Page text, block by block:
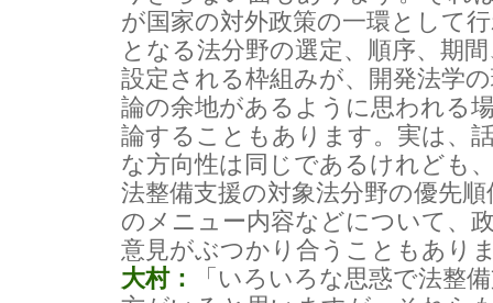
が国家の対外政策の一環として
となる法分野の選定、順序、期
設定される枠組みが、開発法学
論の余地があるように思われる
論することもあります。実は、
な方向性は同じであるけれども
法整備支援の対象法分野の優先
のメニュー内容などについて、
意見がぶつかり合うこともあり
大村：
「いろいろな思惑で法整